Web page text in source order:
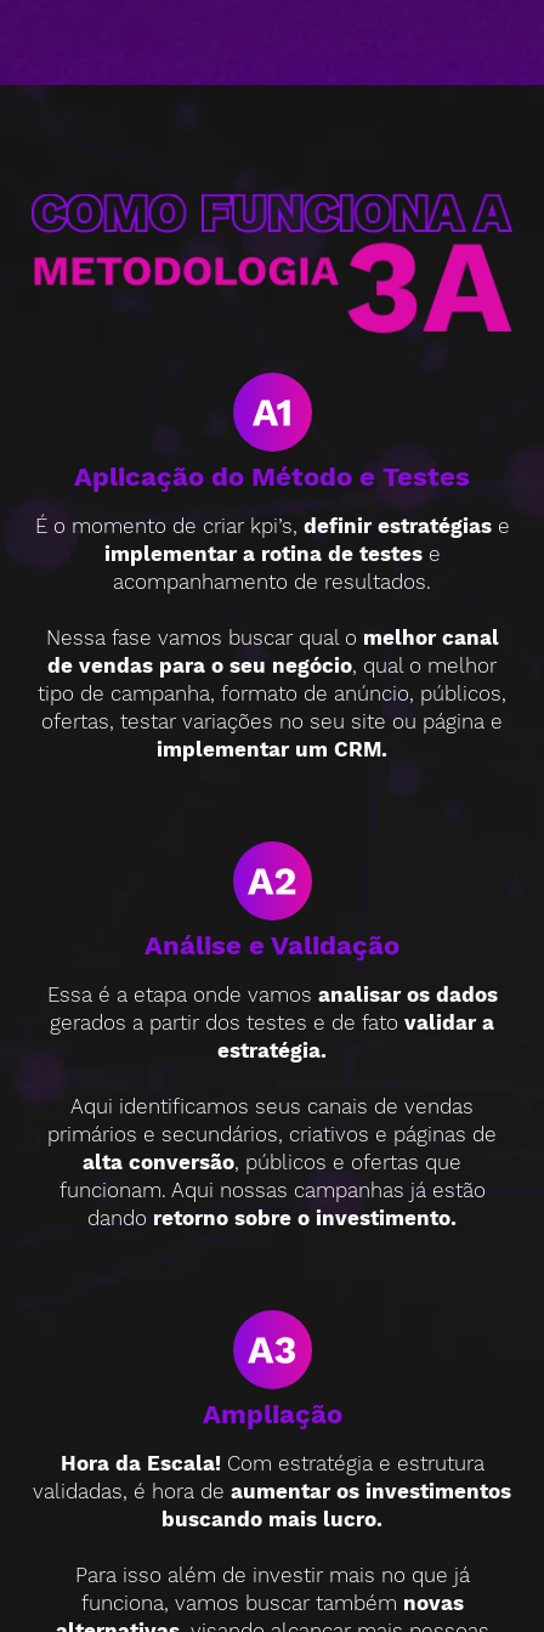
divulgação online,
crescimento médio de
30% ao mês no número
através da internet.
mercado. Ajudamos a
ADS, geramos um
retorno sobre
investimento de 12x o
valor investido nos três
primeiros meses de
projeto.
Aplicação do Método e Testes
É o momento de criar kpi’s, definir estratégiase
implementar a rotina de testese
acompanhamento de resultados.
Nessa fase vamos buscar qual o melhor canal
de vendas para o seu negócio, qual o melhor
tipo de campanha, formato de anúncio, públicos,
ofertas, testar variações no seu site ou página e
implementar um CRM.
Análise e Validação
Essa é a etapa onde vamos analisar os dados
gerados a partir dos testes e de fato validar a
estratégia.
Aqui identificamos seus canais de vendas
primários e secundários, criativos e páginas de
alta conversão, públicos e ofertas que
funcionam. Aqui nossas campanhas já estão
dando retorno sobre o investimento.
Ampliação
Hora da Escala!Com estratégia e estrutura
validadas, é hora de aumentar os investimentos
buscando mais lucro.
Para isso além de investir mais no que já
funciona, vamos buscar também novas